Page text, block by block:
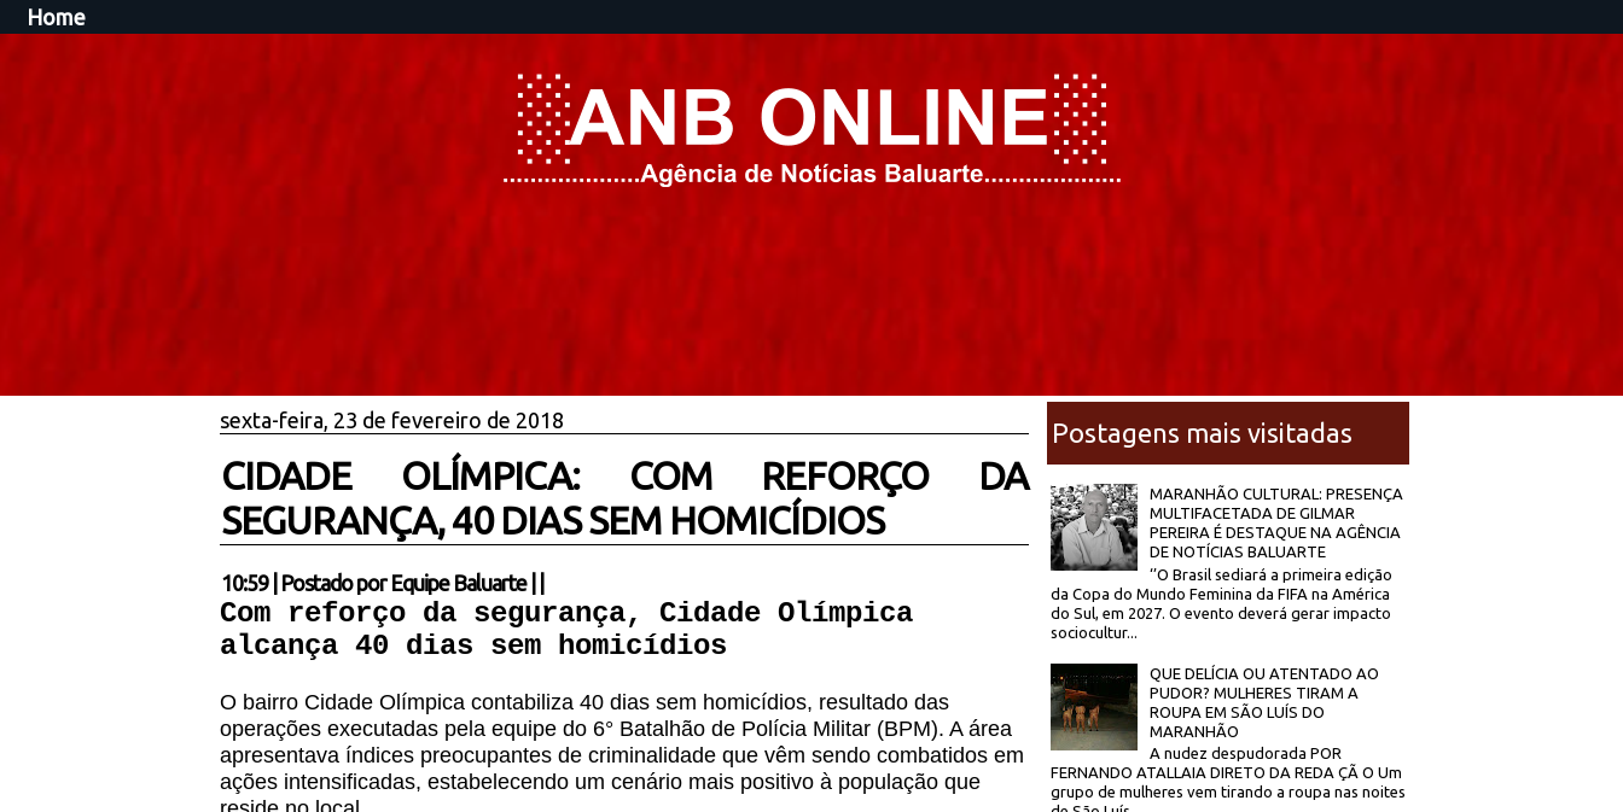
Home
sexta-feira, 23 de fevereiro de 2018
CIDADE OLÍMPICA: COM REFORÇO DA
SEGURANÇA, 40 DIAS SEM HOMICÍDIOS
10:59| Postado por Equipe Baluarte
Com reforço da segurança, Cidade Olímpica
alcança 40 dias sem homicídios
O bairro Cidade Olímpica contabiliza 40 dias sem homicídios, resultado das
operações executadas pela equipe do 6° Batalhão de Polícia Militar (BPM). A área
apresentava índices preocupantes de criminalidade que vêm sendo combatidos em
ações intensificadas, estabelecendo um cenário mais positivo à população que
Postagens mais visitadas
MARANHÃO CULTURAL: PRESENÇA
MULTIFACETADA DE GILMAR
PEREIRA É DESTAQUE NA AGÊNCIA
DE NOTÍCIAS BALUARTE
‘’O Brasil sediará a primeira edição
da Copa do Mundo Feminina da FIFA na América
do Sul, em 2027. O evento deverá gerar impacto
sociocultur...
QUE DELÍCIA OU ATENTADO AO
PUDOR? MULHERES TIRAM A
ROUPA EM SÃO LUÍS DO
MARANHÃO
A nudez despudorada POR
FERNANDO ATALLAIA DIRETO DA REDA ÇÃ O Um
grupo de mulheres vem tirando a roupa nas noites